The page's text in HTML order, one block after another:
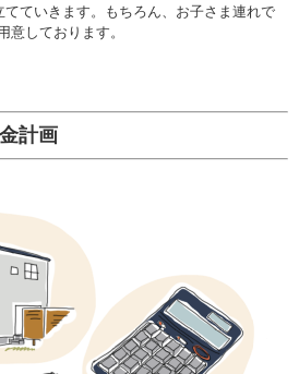
ていきます。もちろん、お子さま連れで
意しております。
計画